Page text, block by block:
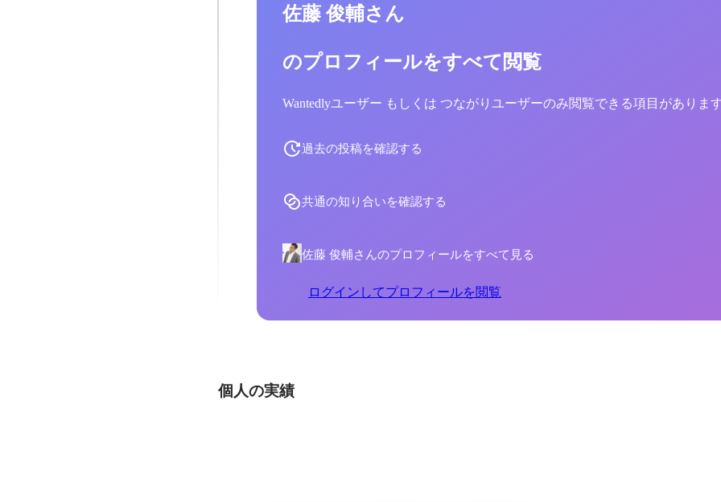
佐藤 俊輔さん
のプロフィールをすべて閲覧
Wantedlyユーザー もしくは つながりユーザーのみ閲覧できる項目がありま
過去の投稿を確認する
共通の知り合いを確認する
佐藤 俊輔さんのプロフィールをすべて見る
ログインしてプロフィールを閲覧
個人の実績